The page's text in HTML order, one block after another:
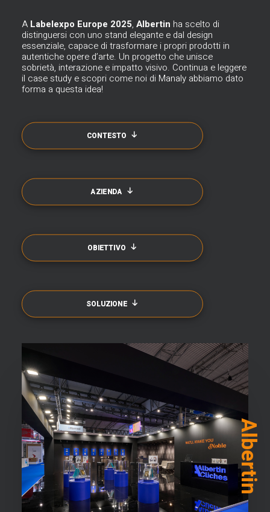
A Labelexpo Europe 2025, Albertin ha scelto di
distinguersi con uno stand elegante e dal design
essenziale, capace di trasformare i propri prodotti in
autentiche opere d’arte. Un progetto che unisce
sobrietà, interazione e impatto visivo. Continua e leggere
il case study e scopri come noi di Manaly abbiamo dato
forma a questa idea!
CONTESTO
AZIENDA
OBIETTIVO
SOLUZIONE
Albertin